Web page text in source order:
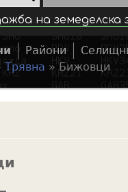
на земеделска
Райони
Трявна »Бижовци